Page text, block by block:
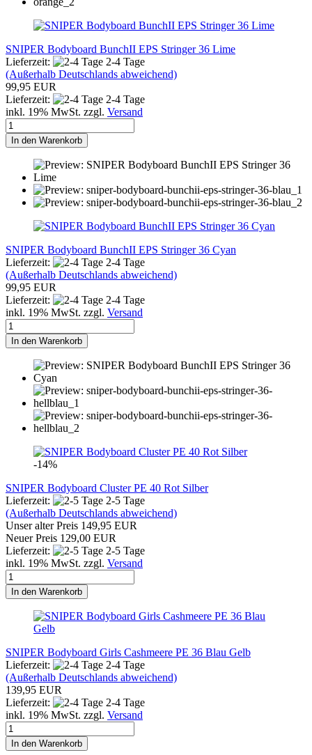
SNIPER Bodyboard BunchII EPS Stringer 36 Lime
Lieferzeit:
2-4 Tage
(Außerhalb Deutschlands abweichend)
99,95 EUR
Lieferzeit:
2-4 Tage
inkl. 19% MwSt. zzgl. Versand
In den Warenkorb
SNIPER Bodyboard BunchII EPS Stringer 36 Cyan
Lieferzeit:
2-4 Tage
(Außerhalb Deutschlands abweichend)
99,95 EUR
Lieferzeit:
2-4 Tage
inkl. 19% MwSt. zzgl. Versand
In den Warenkorb
-14%
SNIPER Bodyboard Cluster PE 40 Rot Silber
Lieferzeit:
2-5 Tage
(Außerhalb Deutschlands abweichend)
Unser alter Preis 149,95 EUR
Neuer Preis 129,00 EUR
Lieferzeit:
2-5 Tage
inkl. 19% MwSt. zzgl. Versand
In den Warenkorb
SNIPER Bodyboard Girls Cashmeere PE 36 Blau Gelb
Lieferzeit:
2-4 Tage
(Außerhalb Deutschlands abweichend)
139,95 EUR
Lieferzeit:
2-4 Tage
inkl. 19% MwSt. zzgl. Versand
In den Warenkorb